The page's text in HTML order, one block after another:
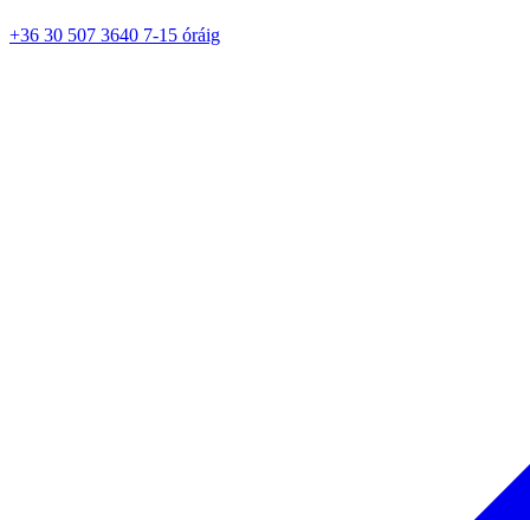
+36 30 507 3640 7-15 óráig